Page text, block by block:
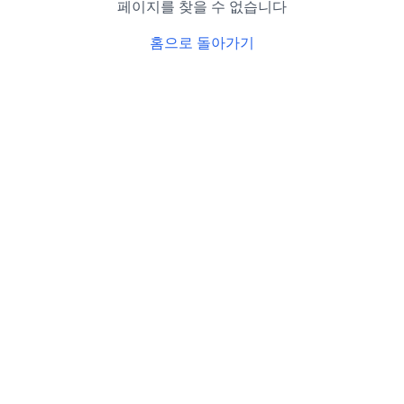
페이지를 찾을 수 없습니다
홈으로 돌아가기